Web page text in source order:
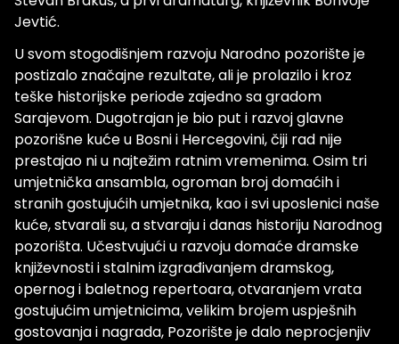
Jevtić.
U svom stogodišnjem razvoju Narodno pozorište je
postizalo značajne rezultate, ali je prolazilo i kroz
teške historijske periode zajedno sa gradom
Sarajevom. Dugotrajan je bio put i razvoj glavne
pozorišne kuće u Bosni i Hercegovini, čiji rad nije
prestajao ni u najtežim ratnim vremenima. Osim tri
umjetnička ansambla, ogroman broj domaćih i
stranih gostujućih umjetnika, kao i svi uposlenici naše
kuće, stvarali su, a stvaraju i danas historiju Narodnog
pozorišta. Učestvujući u razvoju domaće dramske
književnosti i stalnim izgrađivanjem dramskog,
opernog i baletnog repertoara, otvaranjem vrata
gostujućim umjetnicima, velikim brojem uspješnih
gostovanja i nagrada, Pozorište je dalo neprocjenjiv